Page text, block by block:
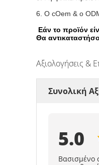
6. Ο cOem & ο
Εάν το προϊόν
Θα
Αξιολογήσεις &
Συνολική
5.0
Βασισμένο